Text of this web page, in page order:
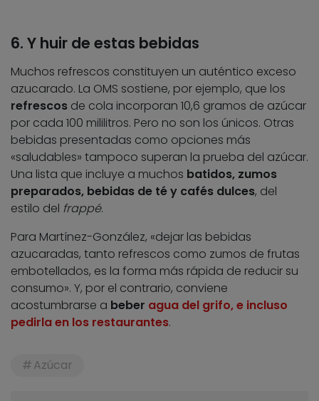
6. Y huir de estas bebidas
Muchos refrescos constituyen un auténtico exceso
azucarado. La OMS sostiene, por ejemplo, que los
refrescos de cola incorporan 10,6 gramos de azúcar
por cada 100 mililitros. Pero no son los únicos. Otras
bebidas presentadas como opciones más
«saludables» tampoco superan la prueba del azúcar.
Una lista que incluye a muchos batidos, zumos
preparados, bebidas de té y cafés dulces, del
estilo del frappé.
Para Martínez-González, «dejar las bebidas
azucaradas, tanto refrescos como zumos de frutas
embotellados, es la forma más rápida de reducir su
consumo». Y, por el contrario, conviene
acostumbrarse a beber agua del grifo, e incluso
pedirla en los restaurantes.
Azúcar